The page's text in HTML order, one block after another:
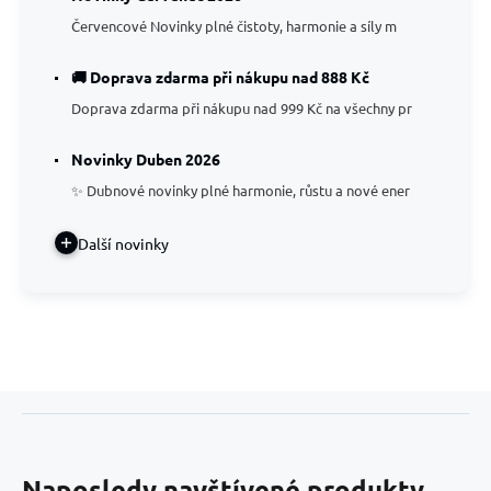
Červencové Novinky plné čistoty, harmonie a síly m
🚚 Doprava zdarma při nákupu nad 888 Kč
Doprava zdarma při nákupu nad 999 Kč na všechny pr
Novinky Duben 2026
✨ Dubnové novinky plné harmonie, růstu a nové ener
Další novinky